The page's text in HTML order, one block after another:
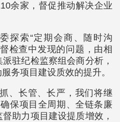
余家，督促推动解决企业
探索“定期会商、随时沟
检查中发现的问题，由相
驻纪检监察组会商分析，
务项目建设质效的提升。
、长管、长严，我们将继
保项目全周期、全链条廉
助力项目建设提质增效，